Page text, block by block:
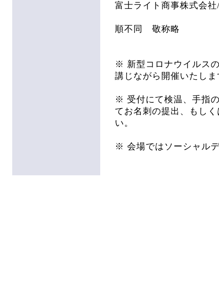
富士ライト商事株式会
順不同 敬称略
※ 新型コロナウイルス
講じながら開催いたしま
※ 受付にて検温、手指
てお名刺の提出、もし
い。
※ 会場ではソーシャル